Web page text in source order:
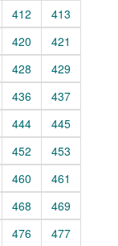
412
413
420
421
428
429
436
437
444
445
452
453
460
461
468
469
476
477